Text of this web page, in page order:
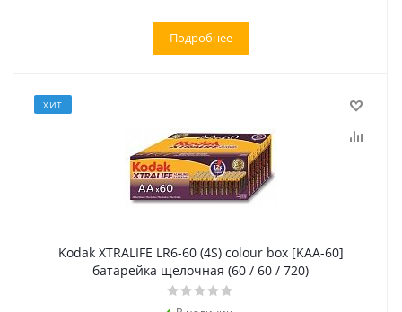
Подробнее
ХИТ
Kodak XTRALIFE LR6-60 (4S) colour box [KAA-60]
батарейка щелочная (60 / 60 / 720)